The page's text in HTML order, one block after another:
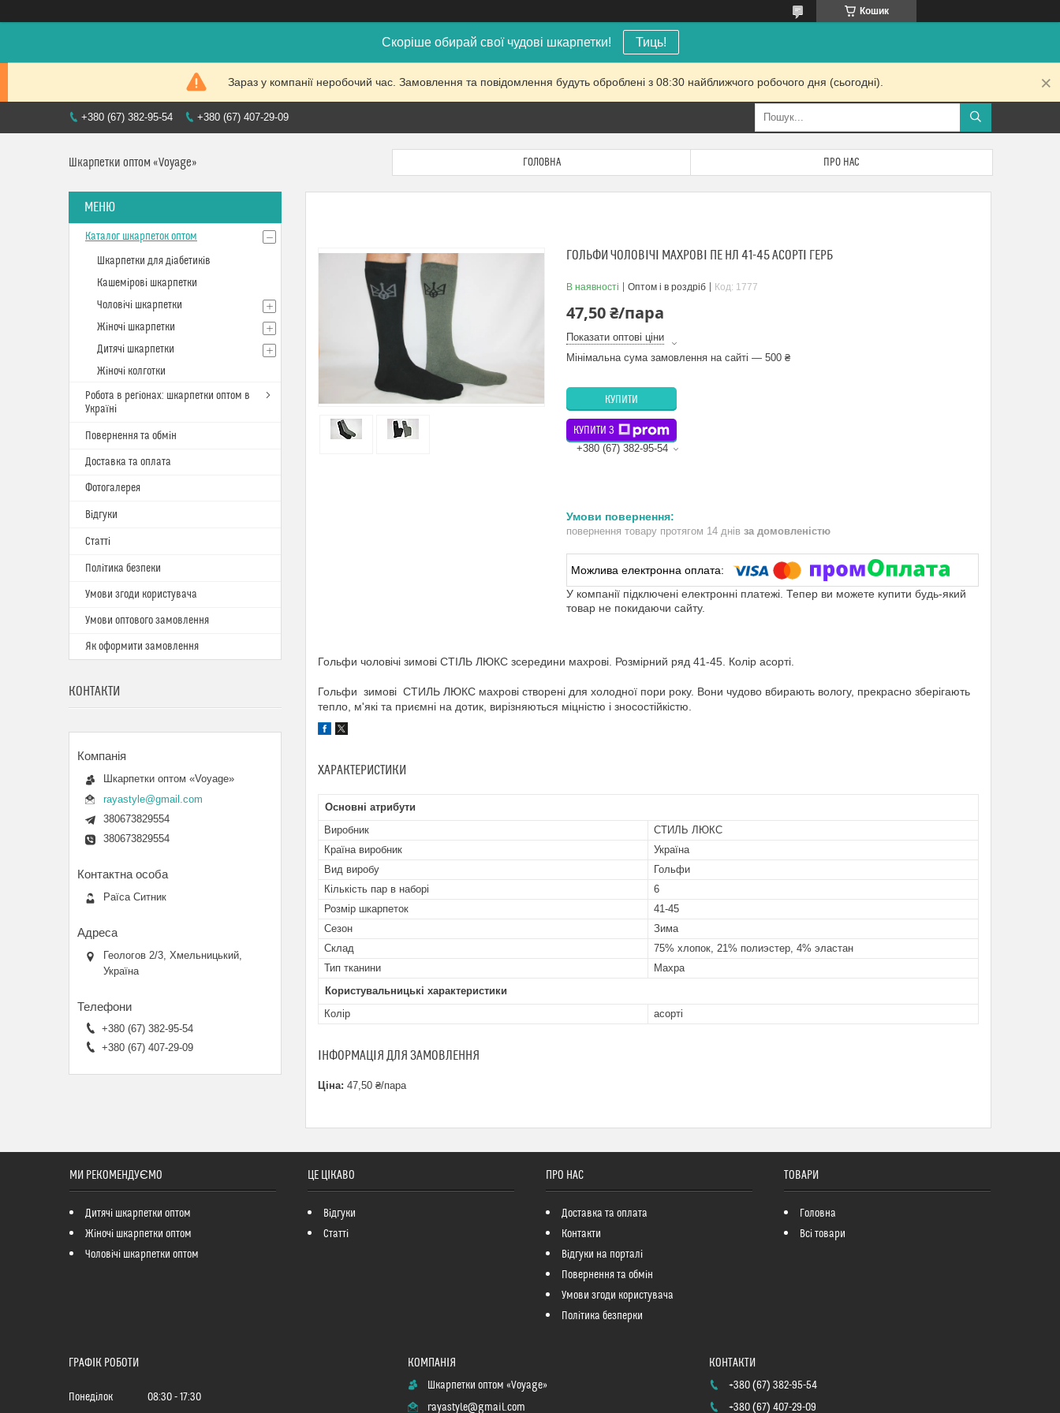
Кошик
Скоріше обирай свої чудові шкарпетки! Тиць!
Зараз у компанії неробочий час. Замовлення та повідомлення будуть оброблені з 08:30 найближчого робочого дня (сьогодні).
+380 (67) 382-95-54 +380 (67) 407-29-09
Шкарпетки оптом «Voyage» ГОЛОВНА ПРО НАС
ГОЛЬФИ ЧОЛОВІЧІ МАХРОВІ ПЕ НЛ 41-45 АСОРТІ ГЕРБ
В наявності Оптом і в роздріб Код: 1777
47,50 ₴/пара
Показати оптові ціни
Мінімальна сума замовлення на сайті — 500 ₴
КУПИТИ
КУПИТИ З
+380 (67) 382-95-54
повернення товару протягом 14 днів за домовленістю
У компанії підключені електронні платежі. Тепер ви можете купити будь-який
товар не покидаючи сайту.
Гольфи чоловічі зимові СТІЛЬ ЛЮКС зсередини махрові. Розмірний ряд 41-45. Колір асорті.
Гольфи зимові СТИЛЬ ЛЮКС махрові створені для холодної пори року. Вони чудово вбирають вологу, прекрасно зберігають
тепло, м'які та приємні на дотик, вирізняються міцністю і зносостійкістю.
ХАРАКТЕРИСТИКИ
Основні атрибути
Виробник
СТИЛЬ ЛЮКС
Країна виробник
Україна
Вид виробу
Гольфи
Кількість пар в наборі
6
Розмір шкарпеток
41-45
Сезон
Зима
Склад
75% хлопок, 21% полиэстер, 4% эластан
Тип тканини
Махра
Користувальницькі характеристики
Колір
асорті
ІНФОРМАЦІЯ ДЛЯ ЗАМОВЛЕННЯ
Ціна: 47,50 ₴/пара
Каталог шкарпеток оптом
Шкарпетки для діабетиків
Кашемірові шкарпетки
Чоловічі шкарпетки
Жіночі шкарпетки
Дитячі шкарпетки
Жіночі колготки
Робота в регіонах: шкарпетки оптом в
Україні
Повернення та обмін
Доставка та оплата
Фотогалерея
Відгуки
Статті
Політика безпеки
Умови згоди користувача
Умови оптового замовлення
Як оформити замовлення
КОНТАКТИ
Шкарпетки оптом «Voyage»
rayastyle@gmail.com
380673829554
380673829554
Раїса Ситник
Геологов 2/3, Хмельницький,
Україна
+380 (67) 382-95-54
+380 (67) 407-29-09
МИ РЕКОМЕНДУЄМО
Дитячі шкарпетки оптом
Жіночі шкарпетки оптом
Чоловічі шкарпетки оптом
ЦЕ ЦІКАВО
Відгуки
Статті
ПРО НАС
Доставка та оплата
Контакти
Відгуки на порталі
Повернення та обмін
Умови згоди користувача
Політика безперки
ТОВАРИ
Головна
Всі товари
ГРАФІК РОБОТИ
Понеділок 08:30 17:30
Шкарпетки оптом «Voyage»
rayastyle@gmail.com
+380 (67) 382-95-54
+380 (67) 407-29-09